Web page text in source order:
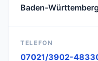
Baden-Württemberg
TELEFON
07021/3902-